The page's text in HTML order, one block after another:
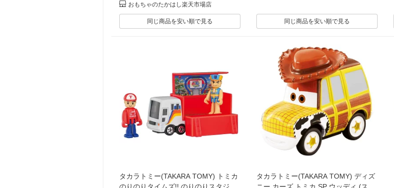
おもちゃのたかはし楽天市場店
同じ商品を安い順で見る 同じ商品を安い順で見る
タカラトミー(TAKARA TOMY) トミカ
のりのりタイムズ!! のりのりスタジオ
タカラトミー(TAKARA TOMY) ディズ
ニー カーズ トミカ SP ウッディ (スタ